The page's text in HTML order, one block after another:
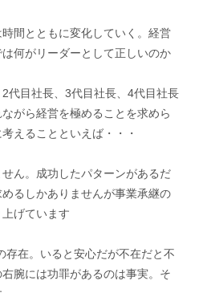
間とともに変化していく。経営
何がリーダーとして正しいのか
代目社長、3代目社長、4代目社長
がら経営を極めることを求めら
えることといえば・・・
ん。成功したパターンがあるだ
るしかありませんが事業承継の
げています
在。いると安心だが不在だと不
腕には功罪があるのは事実。そ